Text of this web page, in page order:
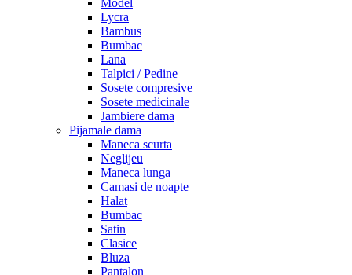
Model
Lycra
Bambus
Bumbac
Lana
Talpici / Pedine
Sosete compresive
Sosete medicinale
Jambiere dama
Pijamale dama
Maneca scurta
Neglijeu
Maneca lunga
Camasi de noapte
Halat
Bumbac
Satin
Clasice
Bluza
Pantalon